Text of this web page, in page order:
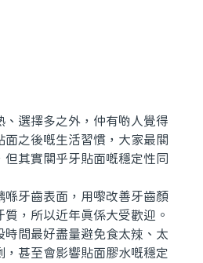
選擇多之外，仲有啲人覺得
之後嘅生活習慣，大家最關
其實關乎牙貼面嘅穩定性同
牙齒表面，用嚟改善牙齒顏
，所以近年真係大受歡迎。
間最好盡量避免食太辣、太
甚至會影響貼面膠水嘅穩定